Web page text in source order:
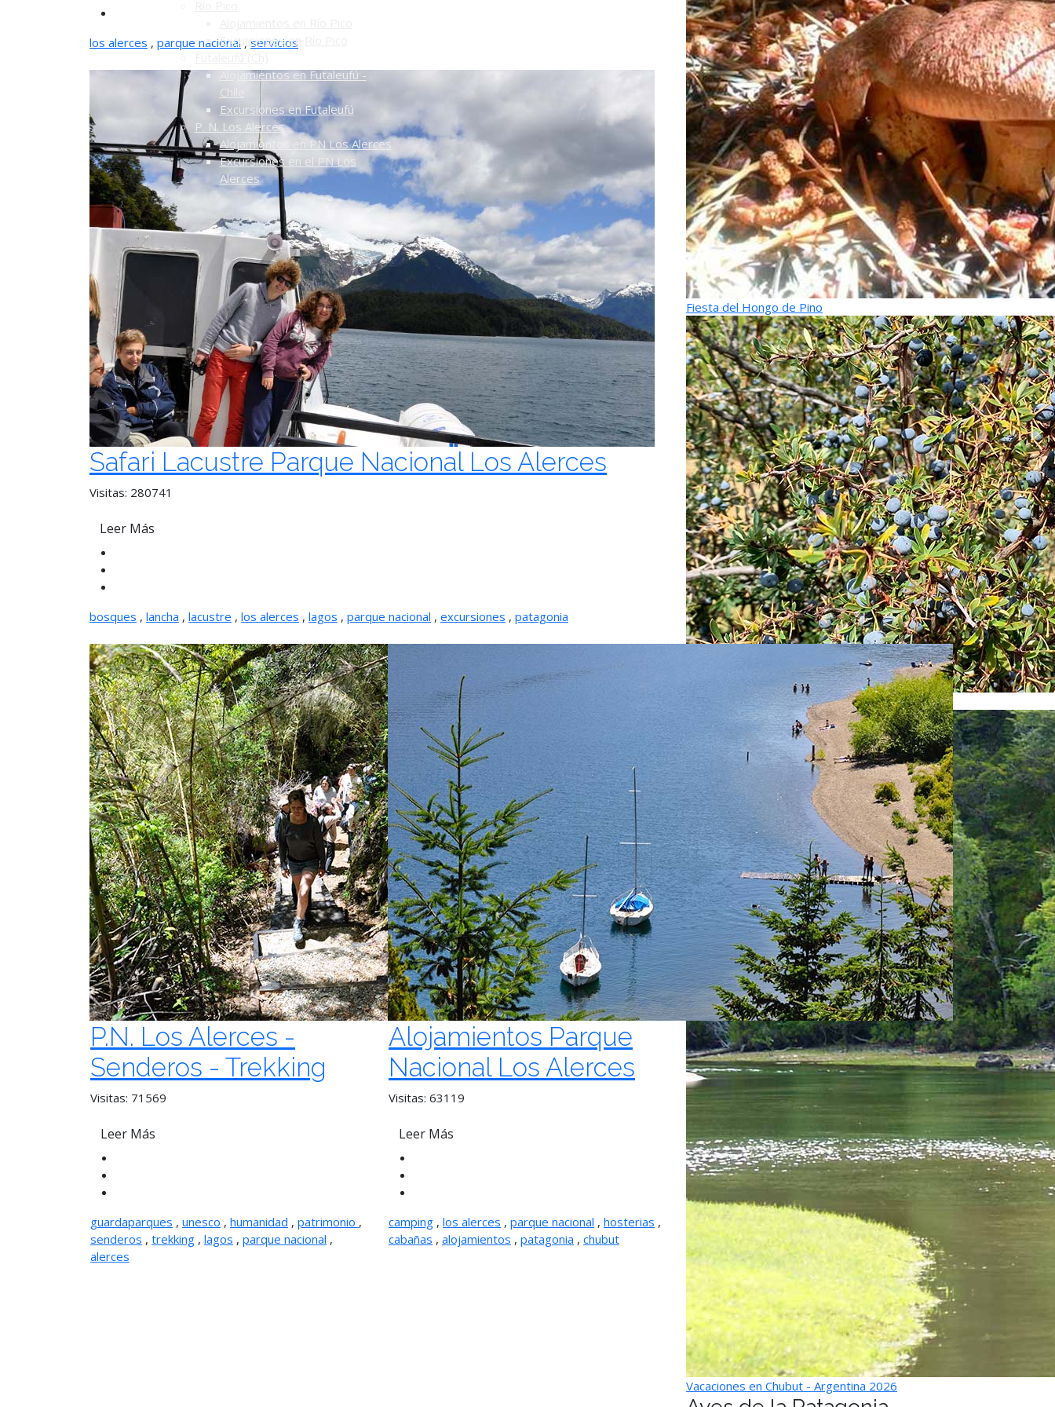
Excursiones en Río Pico
Alojamientos en Futaleufú -
Chile
Excursiones en Futaleufú
P. N. Los Alerces
Alojamientos en PN Los Alerces
Excursiones en el PN Los
Alerces
los alerces , parque nacional , servicios
Safari Lacustre Parque Nacional Los Alerces
Visitas: 280741
Leer Más
bosques , lancha , lacustre , los alerces , lagos , parque nacional , excursiones , patagonia
P.N. Los Alerces -
Senderos - Trekking
Visitas: 71569
Leer Más
guardaparques , unesco , humanidad , patrimonio ,
senderos , trekking , lagos , parque nacional ,
alerces
Alojamientos Parque
Nacional Los Alerces
Visitas: 63119
Leer Más
camping , los alerces , parque nacional , hosterias ,
cabañas , alojamientos , patagonia , chubut
Fiesta del Hongo de Pino
Las leyendas del "Calafate"
Vacaciones en Chubut - Argentina 2026